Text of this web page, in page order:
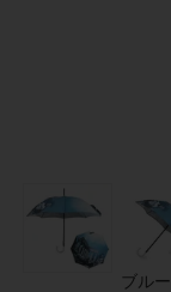
ブルー